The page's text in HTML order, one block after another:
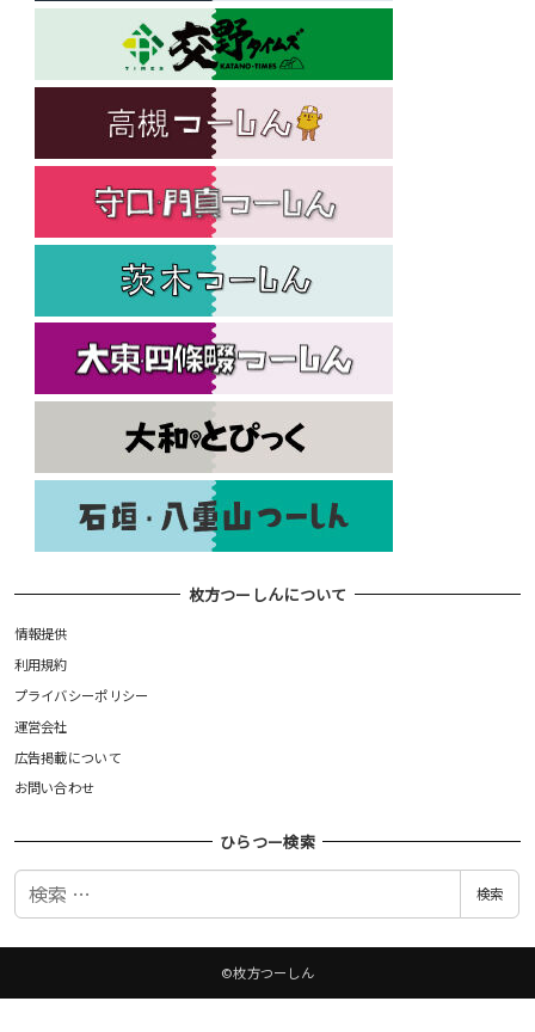
枚方つーしんについて
情報提供
利用規約
プライバシーポリシー
運営会社
広告掲載について
お問い合わせ
ひらつー検索
検
検索
©枚方つーしん